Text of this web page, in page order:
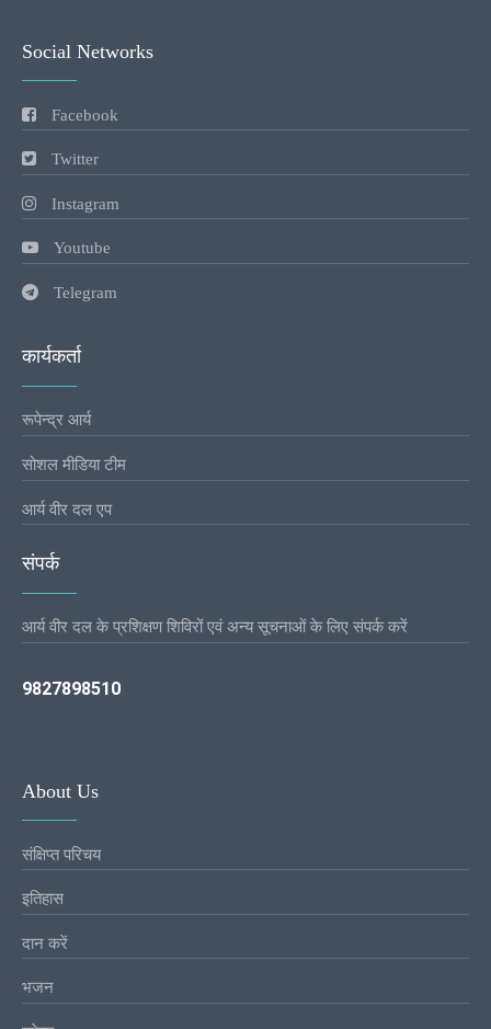
Social Networks
Facebook
Twitter
Instagram
Youtube
Telegram
कार्यकर्ता
रूपेन्द्र आर्य
सोशल मीडिया टीम
आर्य वीर दल एप
संपर्क
आर्य वीर दल के प्रशिक्षण शिविरों एवं अन्य सूचनाओं के लिए संपर्क करें
9827898510
About Us
संक्षिप्त परिचय
इतिहास
दान करें
भजन